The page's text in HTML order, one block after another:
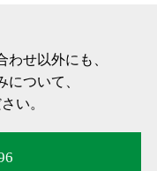
せ以外にも、
ついて、
い。